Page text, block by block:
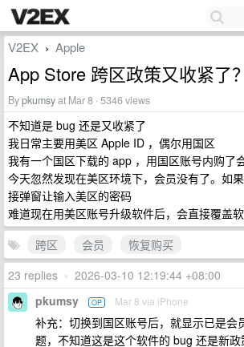
V2EX › Apple
App Store 跨区政策又收紧了？
Bypkumsyat Mar 8 · 5346 views
不知道是 bug 还是又收紧了
我日常主要用美区 Apple ID ，偶尔用国区
我有一个国区下载的 app ，用国区账号内购了
今天忽然发现在美区环境下，会员没有了。如
接弹窗让输入美区的密码
难道现在用美区账号升级软件后，会直接覆盖软
跨区
会员
恢复购买
23 replies • 2026-03-10 12:19:44 +08:00
pkumsy OP Mar 8 via iPhone
补充：切换到国区账号后，就显示已是会
题，不知道这是这个软件的 bug 还是新政